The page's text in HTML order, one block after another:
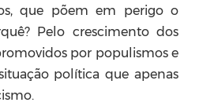
que põem em perigo o
Pelo crescimento dos
por populismos e
política que apenas